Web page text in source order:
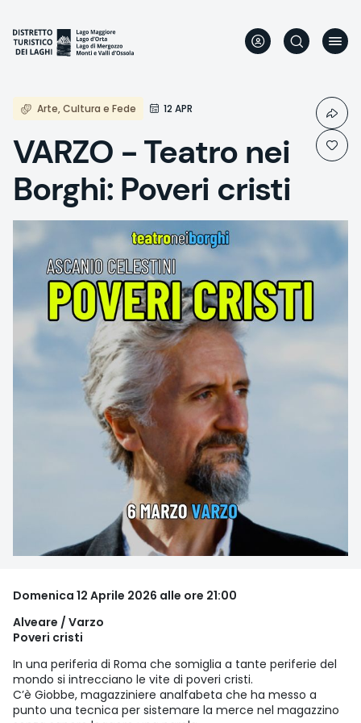
contenu
principal
Arte, Cultura e Fede 12 APR
VARZO - Teatro nei
Borghi: Poveri cristi
Domenica 12 Aprile 2026 alle ore 21:00
Alveare / Varzo
Poveri cristi
In una periferia di Roma che somiglia a tante periferie del
mondo si intrecciano le vite di poveri cristi.
C’è Giobbe, magazziniere analfabeta che ha messo a
punto una tecnica per sistemare la merce nel magazzino